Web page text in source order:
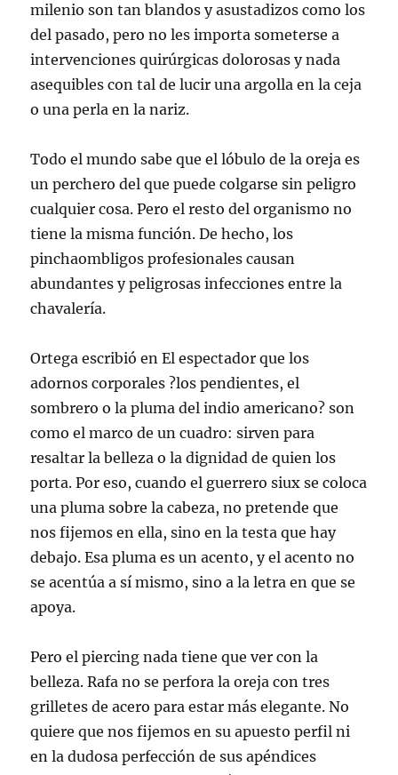
milenio son tan blandos y asustadizos como los
del pasado, pero no les importa someterse a
intervenciones quirúrgicas dolorosas y nada
asequibles con tal de lucir una argolla en la ceja
o una perla en la nariz.
Todo el mundo sabe que el lóbulo de la oreja es
un perchero del que puede colgarse sin peligro
cualquier cosa. Pero el resto del organismo no
tiene la misma función. De hecho, los
pinchaombligos profesionales causan
abundantes y peligrosas infecciones entre la
chavalería.
Ortega escribió en El espectador que los
adornos corporales ?los pendientes, el
sombrero o la pluma del indio americano? son
como el marco de un cuadro: sirven para
resaltar la belleza o la dignidad de quien los
porta. Por eso, cuando el guerrero siux se coloca
una pluma sobre la cabeza, no pretende que
nos fijemos en ella, sino en la testa que hay
debajo. Esa pluma es un acento, y el acento no
se acentúa a sí mismo, sino a la letra en que se
apoya.
Pero el piercing nada tiene que ver con la
belleza. Rafa no se perfora la oreja con tres
grilletes de acero para estar más elegante. No
quiere que nos fijemos en su apuesto perfil ni
en la dudosa perfección de sus apéndices